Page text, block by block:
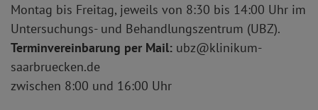
Montag bis Freitag, jeweils von 8:30 bis 14:00 Uhr im
Untersuchungs- und Behandlungszentrum (UBZ).
Terminvereinbarung per Mail: ubz@klinikum-
saarbruecken.de
zwischen 8:00 und 16:00 Uhr